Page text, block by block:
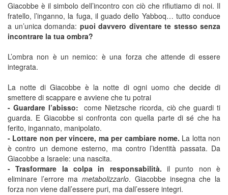
Giacobbe è il simbolo dell’incontro con ciò che rifiutiamo di noi. Il
fratello, l’inganno, la fuga, il guado dello Yabboq… tutto conduce
a un’unica domanda: puoi davvero diventare te stesso senza
incontrare la tua ombra?
L’ombra non è un nemico: è una forza che attende di essere
integrata.
La notte di Giacobbe è la notte di ogni uomo che decide di
smettere di scappare e avviene che tu potrai
- Guardare l’abisso: come Nietzsche ricorda, ciò che guardi ti
guarda. E Giacobbe si confronta con quella parte di sé che ha
ferito, ingannato, manipolato.
- Lottare non per vincere, ma per cambiare nome. La lotta non
è contro un demone esterno, ma contro l’identità passata. Da
Giacobbe a Israele: una nascita.
- Trasformare la colpa in responsabilità. il punto non è
eliminare l’errore mametabolizzarlo. Giacobbe insegna che la
forza non viene dall’essere puri, ma dall’essere integri.